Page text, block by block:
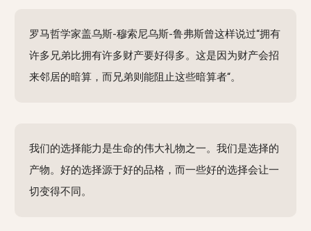
罗马哲学家盖乌斯-穆索尼乌斯-鲁弗斯曾这样说过“拥有
许多兄弟比拥有许多财产要好得多。这是因为财产会招
来邻居的暗算，而兄弟则能阻止这些暗算者“。
我们的选择能力是生命的伟大礼物之一。我们是选择的
产物。好的选择源于好的品格，而一些好的选择会让一
切变得不同。